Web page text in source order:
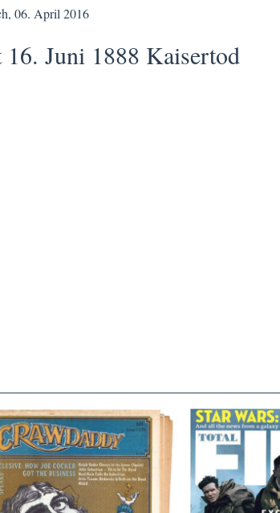
06. April 2016
16. Juni 1888 Kaisertod
Crawdaddy – June/11/72
TOTAL